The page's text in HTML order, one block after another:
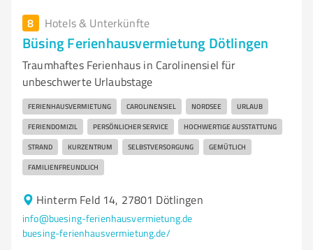
8 Hotels & Unterkünfte
Büsing Ferienhausvermietung Dötlingen
Traumhaftes Ferienhaus in Carolinensiel für
unbeschwerte Urlaubstage
FERIENHAUSVERMIETUNG CAROLINENSIEL NORDSEE URLAUB
FERIENDOMIZIL PERSÖNLICHER SERVICE HOCHWERTIGE AUSSTATTUNG
STRAND KURZENTRUM SELBSTVERSORGUNG GEMÜTLICH
FAMILIENFREUNDLICH
Hinterm Feld 14, 27801 Dötlingen
info@buesing-ferienhausvermietung.de
buesing-ferienhausvermietung.de/